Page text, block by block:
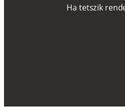
Ha tetszik rend